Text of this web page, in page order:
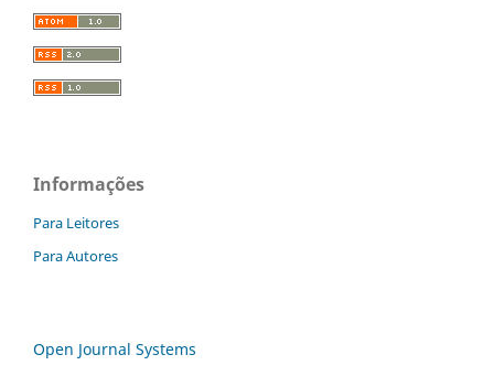
Informações
Para Leitores
Para Autores
Open Journal Systems